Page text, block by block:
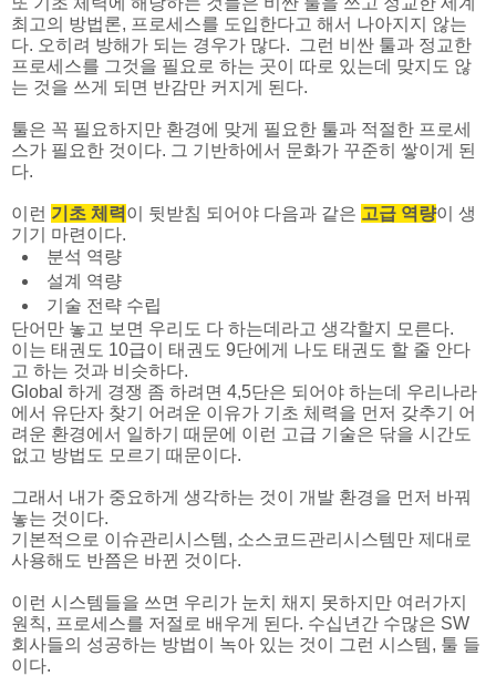
최고의 방법론, 프로세스를 도입한다고 해서 나아지지 않는
다. 오히려 방해가 되는 경우가 많다. 그런 비싼 툴과 정교한
프로세스를 그것을 필요로 하는 곳이 따로 있는데 맞지도 않
는 것을 쓰게 되면 반감만 커지게 된다.
툴은 꼭 필요하지만 환경에 맞게 필요한 툴과 적절한 프로세
스가 필요한 것이다. 그 기반하에서 문화가 꾸준히 쌓이게 된
다.
이런 기초 체력 이 뒷받침 되어야 다음과 같은 고급 역량이 생
기기 마련이다.
분석 역량
설계 역량
기술 전략 수립
단어만 놓고 보면 우리도 다 하는데라고 생각할지 모른다.
이는 태권도 10급이 태권도 9단에게 나도 태권도 할 줄 안다
고 하는 것과 비슷하다.
Global 하게 경쟁 좀 하려면 4,5단은 되어야 하는데 우리나라
에서 유단자 찾기 어려운 이유가 기초 체력을 먼저 갖추기 어
려운 환경에서 일하기 때문에 이런 고급 기술은 닦을 시간도
없고 방법도 모르기 때문이다.
그래서 내가 중요하게 생각하는 것이 개발 환경을 먼저 바꿔
놓는 것이다.
기본적으로 이슈관리시스템, 소스코드관리시스템만 제대로
사용해도 반쯤은 바뀐 것이다.
이런 시스템들을 쓰면 우리가 눈치 채지 못하지만 여러가지
원칙, 프로세스를 저절로 배우게 된다. 수십년간 수많은 SW
회사들의 성공하는 방법이 녹아 있는 것이 그런 시스템, 툴 들
이다.